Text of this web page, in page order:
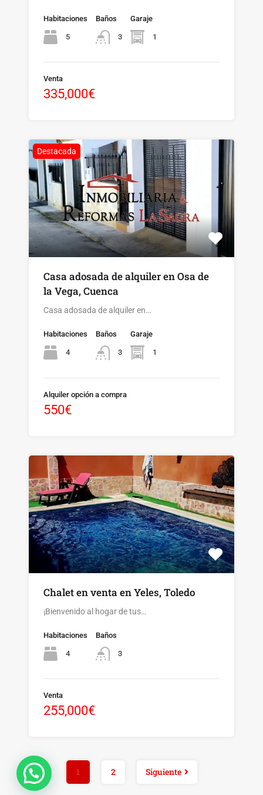
Habitaciones
5
Baños
3
Garaje
1
Venta
335,000€
Destacada
Casa adosada de alquiler en Osa de
la Vega, Cuenca
Casa adosada de alquiler en…
Habitaciones
4
Baños
3
Garaje
1
Alquiler opción a compra
550€
Chalet en venta en Yeles, Toledo
¡Bienvenido al hogar de tus…
Habitaciones
4
Baños
3
Venta
255,000€
1 2 Siguiente